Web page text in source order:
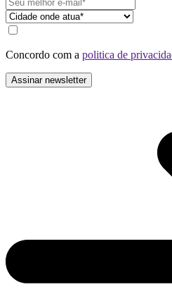
Concordo com a politica de